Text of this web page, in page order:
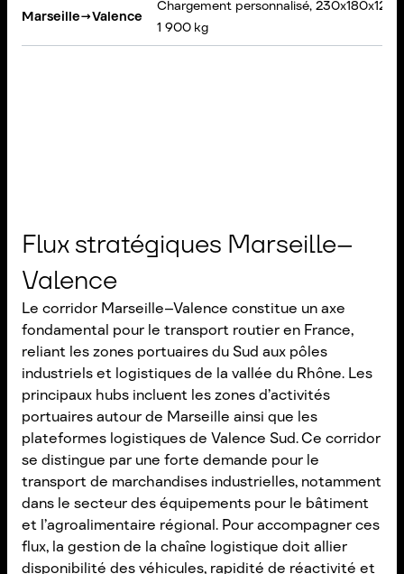
Marseille→Valence
Chargement personnalisé, 230x180x120
1 900 kg
Flux stratégiques Marseille–
Valence
Le corridor Marseille–Valence constitue un axe
fondamental pour le transport routier en France,
reliant les zones portuaires du Sud aux pôles
industriels et logistiques de la vallée du Rhône. Les
principaux hubs incluent les zones d’activités
portuaires autour de Marseille ainsi que les
plateformes logistiques de Valence Sud. Ce corridor
se distingue par une forte demande pour le
transport de marchandises industrielles, notamment
dans le secteur des équipements pour le bâtiment
et l’agroalimentaire régional. Pour accompagner ces
flux, la gestion de la chaîne logistique doit allier
disponibilité des véhicules, rapidité de réactivité et